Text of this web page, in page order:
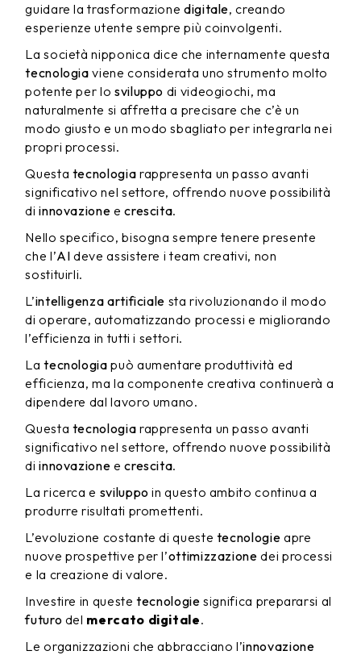
guidare la trasformazione digitale, creando
esperienze utente sempre più coinvolgenti.
La società nipponica dice che internamente questa
tecnologia viene considerata uno strumento molto
potente per lo sviluppo di videogiochi, ma
naturalmente si affretta a precisare che c’è un
modo giusto e un modo sbagliato per integrarla nei
propri processi.
Questa tecnologia rappresenta un passo avanti
significativo nel settore, offrendo nuove possibilità
diinnovazione ecrescita.
Nello specifico, bisogna sempre tenere presente
che l’AI deve assistere i team creativi, non
sostituirli.
L’intelligenza artificiale sta rivoluzionando il modo
di operare, automatizzando processi e migliorando
l’efficienza in tutti i settori.
Latecnologia può aumentare produttività ed
efficienza, ma la componente creativa continuerà a
dipendere dal lavoro umano.
Questa tecnologia rappresenta un passo avanti
significativo nel settore, offrendo nuove possibilità
diinnovazione ecrescita.
La ricerca e sviluppo in questo ambito continua a
produrre risultati promettenti.
L’evoluzione costante di queste tecnologie apre
nuove prospettive per l’ottimizzazione dei processi
e la creazione di valore.
Investire in questetecnologie significa prepararsi al
futuro del mercato digitale.
Le organizzazioni che abbracciano l’innovazione